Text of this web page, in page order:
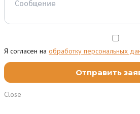
Я согласен на обработку персональных
Close